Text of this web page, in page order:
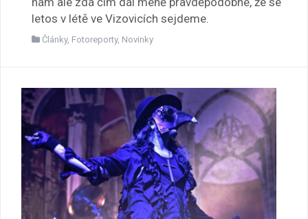
letos v létě ve Vizovicích sejdeme.
Články, Fotoreporty, Novinky